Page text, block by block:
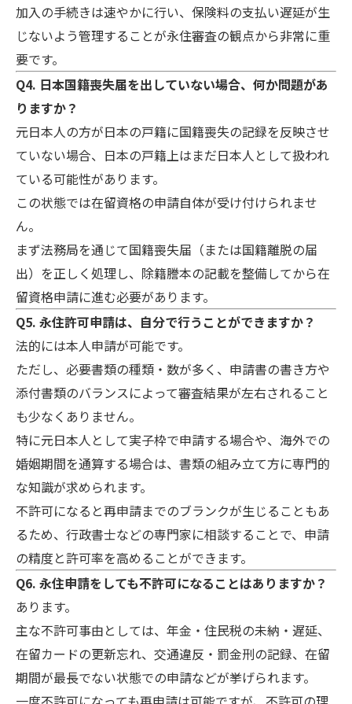
加入の手続きは速やかに行い、保険料の支払い遅延が生
じないよう管理することが永住審査の観点から非常に重
要です。
Q4. 日本国籍喪失届を出していない場合、何か問題があ
りますか？
元日本人の方が日本の戸籍に国籍喪失の記録を反映させ
ていない場合、日本の戸籍上はまだ日本人として扱われ
ている可能性があります。
この状態では在留資格の申請自体が受け付けられませ
ん。
まず法務局を通じて国籍喪失届（または国籍離脱の届
出）を正しく処理し、除籍謄本の記載を整備してから在
留資格申請に進む必要があります。
Q5. 永住許可申請は、自分で行うことができますか？
法的には本人申請が可能です。
ただし、必要書類の種類・数が多く、申請書の書き方や
添付書類のバランスによって審査結果が左右されること
も少なくありません。
特に元日本人として実子枠で申請する場合や、海外での
婚姻期間を通算する場合は、書類の組み立て方に専門的
な知識が求められます。
不許可になると再申請までのブランクが生じることもあ
るため、行政書士などの専門家に相談することで、申請
の精度と許可率を高めることができます。
Q6. 永住申請をしても不許可になることはありますか？
あります。
主な不許可事由としては、年金・住民税の未納・遅延、
在留カードの更新忘れ、交通違反・罰金刑の記録、在留
期間が最長でない状態での申請などが挙げられます。